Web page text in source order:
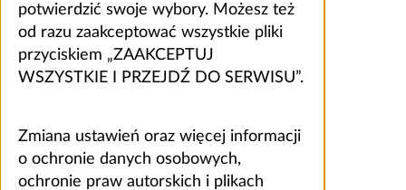
potwierdzić swoje wybory. Możesz też
od razu zaakceptować wszystkie pliki
przyciskiem „ZAAKCEPTUJ
WSZYSTKIE I PRZEJDŹ DO SERWISU”.
Zmiana ustawień oraz więcej informacji
o ochronie danych osobowych,
ochronie praw autorskich i plikach